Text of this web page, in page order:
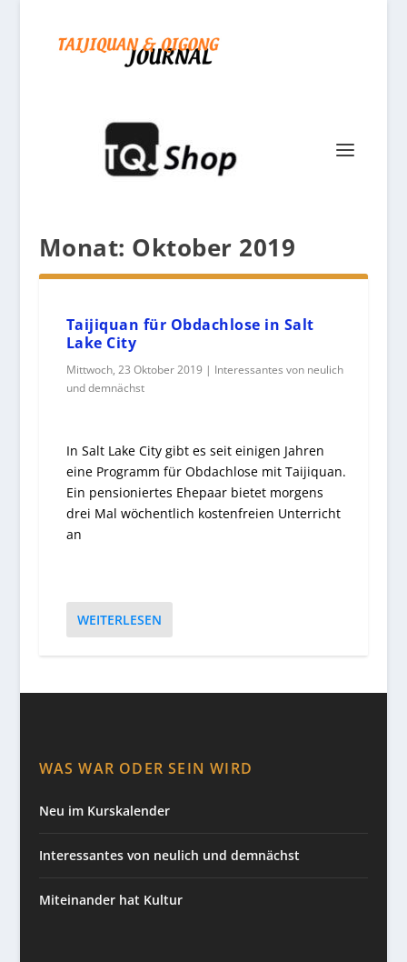
Monat: Oktober 2019
Taijiquan für Obdachlose in Salt
Lake City
Mittwoch, 23 Oktober 2019 | Interessantes von neulich
und demnächst
In Salt Lake City gibt es seit einigen Jahren
eine Programm für Obdachlose mit Taijiquan.
Ein pensioniertes Ehepaar bietet morgens
drei Mal wöchentlich kostenfreien Unterricht
an
WEITERLESEN
WAS WAR ODER SEIN WIRD
Neu im Kurskalender
Interessantes von neulich und demnächst
Miteinander hat Kultur